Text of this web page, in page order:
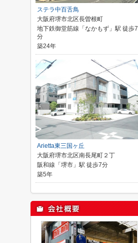
ステラ中百舌鳥
大阪府堺市北区長曽根町
地下鉄御堂筋線「なかもず」駅 徒歩7
分
築24年
Arietta東三国ヶ丘
大阪府堺市北区南長尾町２丁
阪和線「堺市」駅 徒歩7分
築5年